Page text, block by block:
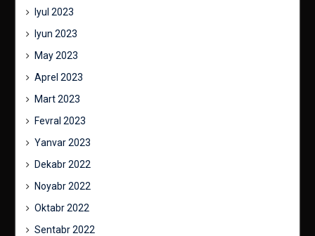
Iyul 2023
Iyun 2023
May 2023
Aprel 2023
Mart 2023
Fevral 2023
Yanvar 2023
Dekabr 2022
Noyabr 2022
Oktabr 2022
Sentabr 2022